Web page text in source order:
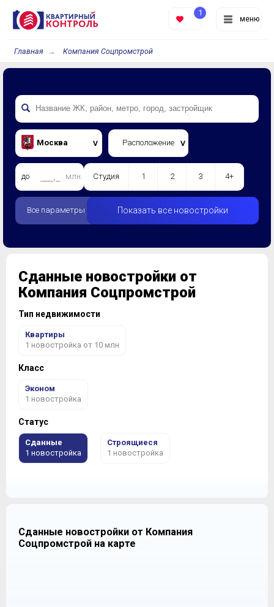
меню
1
Главная Компания Соцпромстрой
Москва Расположение
до млн. Студия 1 2 3 4+
Все параметры Показать все новостройки
Сданные новостройки от
Компания Соцпромстрой
Тип недвижимости
Квартиры
1 новостройка от 10 млн
Класс
Эконом
1 новостройка
Статус
Сданные
1 новостройка
Строящиеся
1 новостройка
Сданные новостройки от Компания
Соцпромстрой на карте